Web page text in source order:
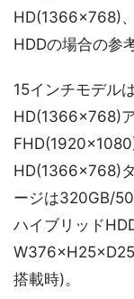
HD(1366×768)
HDDの場合の参
15インチモデル
HD(1366×768)
HD(1366×768)
ージは320GB/
ハイブリッド
搭載時)。